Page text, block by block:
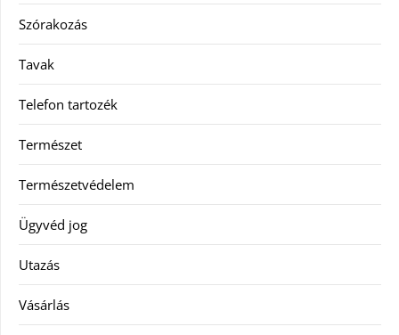
Szórakozás
Tavak
Telefon tartozék
Természet
Természetvédelem
Ügyvéd jog
Utazás
Vásárlás